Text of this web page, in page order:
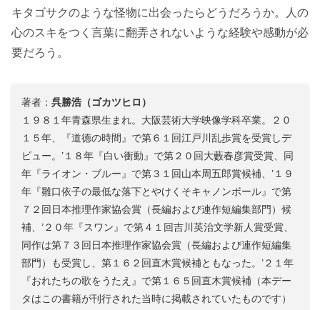
キタゴサクのような怪物に出会ったらどうだろうか。人の
心のスキをつく言葉に翻弄されないような経験や感動が必
要だろう。
著者：呉勝浩（ゴカツヒロ）
１９８１年青森県生まれ。大阪芸術大学映像学科卒業。２０
１５年、『道徳の時間』で第６１回江戸川乱歩賞を受賞しデ
ビュー。’１８年『白い衝動』で第２０回大藪春彦賞受賞、同
年『ライオン・ブルー』で第３１回山本周五郎賞候補、’１９
年『雛口依子の最低な落下とやけくそキャノンボール』で第
７２回日本推理作家協会賞（長編および連作短編集部門）候
補、’２０年『スワン』で第４１回吉川英治文学新人賞受賞、
同作は第７３回日本推理作家協会賞（長編および連作短編集
部門）も受賞し、第１６２回直木賞候補ともなった。’２１年
『おれたちの歌をうたえ』で第１６５回直木賞候補（本デー
タはこの書籍が刊行された当時に掲載されていたものです）